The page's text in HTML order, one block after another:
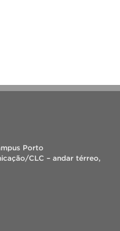
Porto
CLC – andar térreo,